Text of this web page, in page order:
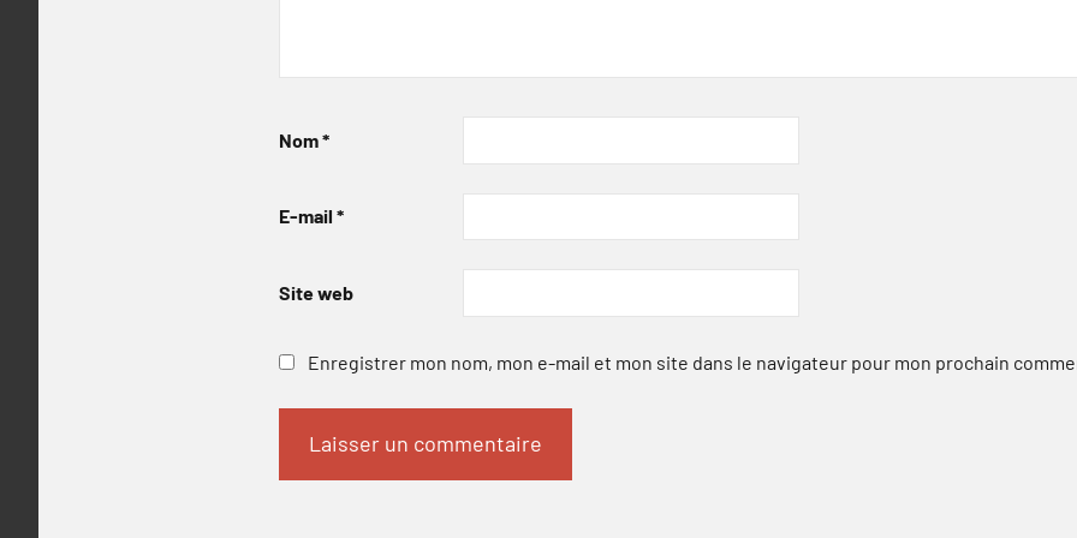
Nom*
E-mail *
Site web
Enregistrer mon nom, mon e-mail et mon site dans le navigateur pour mon prochain